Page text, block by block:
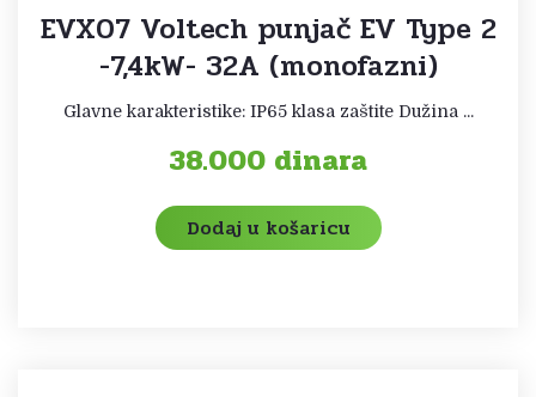
EVX07 Voltech punjač EV Type 2
-7,4kW- 32A (monofazni)
Glavne karakteristike: IP65 klasa zaštite Dužina ...
38.000 dinara
Dodaj u košaricu